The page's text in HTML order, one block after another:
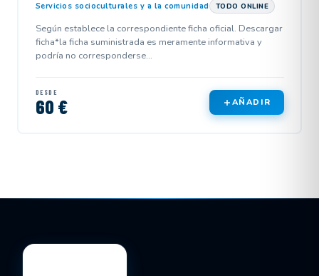
Servicios socioculturales y a la comunidad TODO ONLINE
Según establece la correspondiente ficha oficial. Descargar
ficha*la ficha suministrada es meramente informativa y
podría no corresponderse...
DESDE
60 € AÑADIR